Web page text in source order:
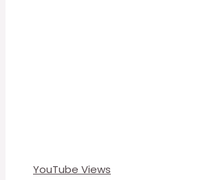
YouTube Views